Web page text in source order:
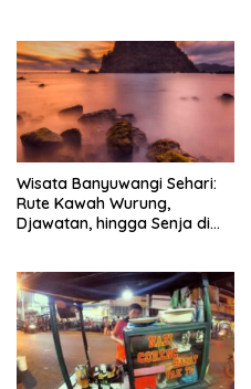
Wisata Banyuwangi Sehari:
Rute Kawah Wurung,
Djawatan, hingga Senja di